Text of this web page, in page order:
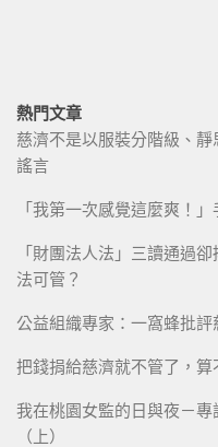
熱門文章
慈濟不是以服裝分階級、
謠言
「我第一次感覺這麼爽！
「財團法人法」三讀通過
法可管？
公益組織專家：一窩蜂批評
把錢捐給慈濟就不管了，算
我在桃園女監的日與夜－
（上）